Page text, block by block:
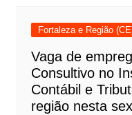
Fortaleza e Região
Vaga de
Consultivo no
Contábil e
região nesta